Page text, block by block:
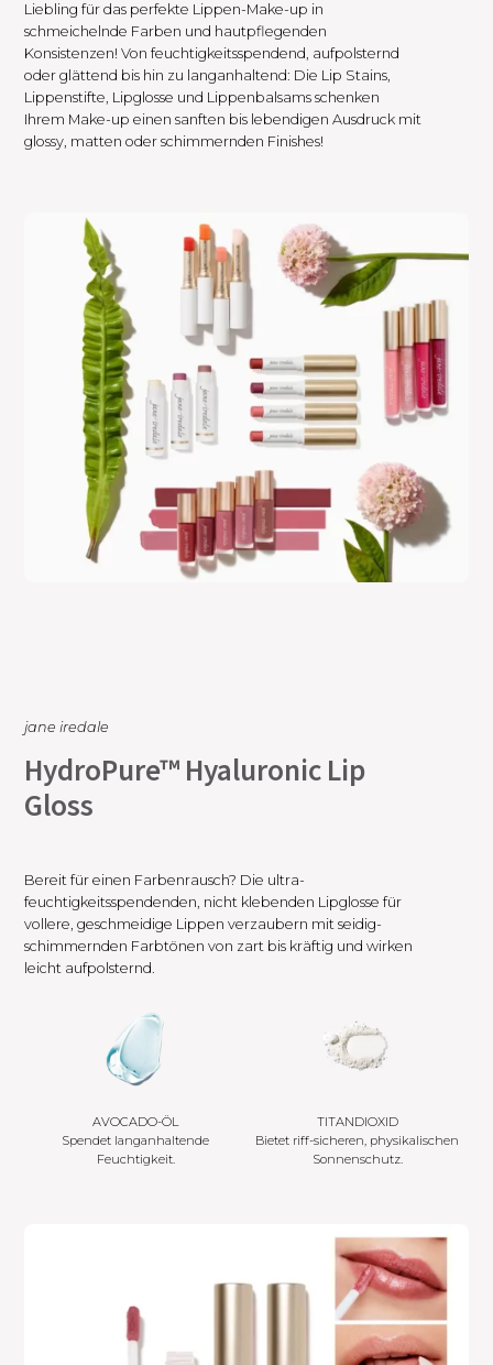
Liebling für das perfekte Lippen-Make-up in
schmeichelnde Farben und hautpflegenden
Konsistenzen! Von feuchtigkeitsspendend, aufpolsternd
oder glättend bis hin zu langanhaltend: Die Lip Stains,
Lippenstifte, Lipglosse und Lippenbalsams schenken
Ihrem Make-up einen sanften bis lebendigen Ausdruck mit
glossy, matten oder schimmernden Finishes!
jane iredale
HydroPure™ Hyaluronic Lip
Gloss
Bereit für einen Farbenrausch? Die ultra-
feuchtigkeitsspendenden, nicht klebenden Lipglosse für
vollere, geschmeidige Lippen verzaubern mit seidig-
schimmernden Farbtönen von zart bis kräftig und wirken
leicht aufpolsternd.
AVOCADO-ÖL
Spendet langanhaltende
Feuchtigkeit.
TITANDIOXID
Bietet riff-sicheren, physikalischen
Sonnenschutz.